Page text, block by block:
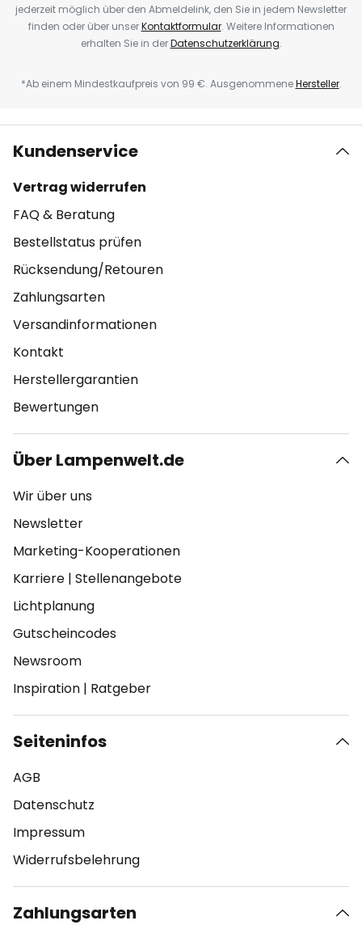
jederzeit möglich über den Abmeldelink, den Sie in jedem Newsletter
finden oder über unserKontaktformular. Weitere Informationen
erhalten Sie in derDatenschutzerklärung.
*Ab einem Mindestkaufpreis von 99 €. AusgenommeneHersteller.
Kundenservice
Vertrag widerrufen
FAQ & Beratung
Bestellstatus prüfen
Rücksendung/Retouren
Zahlungsarten
Versandinformationen
Kontakt
Herstellergarantien
Bewertungen
Über Lampenwelt.de
Wir über uns
Newsletter
Marketing-Kooperationen
Karriere | Stellenangebote
Lichtplanung
Gutscheincodes
Newsroom
Inspiration | Ratgeber
Seiteninfos
AGB
Datenschutz
Impressum
Widerrufsbelehrung
Zahlungsarten